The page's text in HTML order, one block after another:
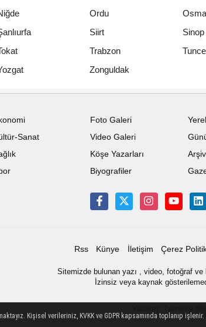
Ordu
Siirt Sinop
Trabzon
Zonguldak
Sanat
Foto Galeri
Video Galeri
Köşe Yazarları
Biyografiler
Arşiv
Rss Künye İletişim Çerez
Sitemizde bulunan yazı , video, fotoğraf ve
İzinsiz veya kaynak
Kişisel verileriniz, KVKK ve GDPR kapsamında toplanıp